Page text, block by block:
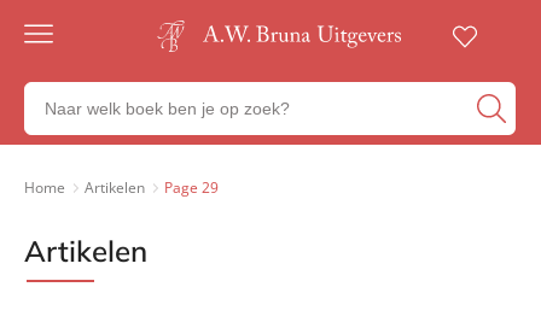
Gratis
23:00
besteld,
werkdag
Veilig
betalen
Zoeken
naar
boeken,
Home Artikelen Page 29
Artikelen